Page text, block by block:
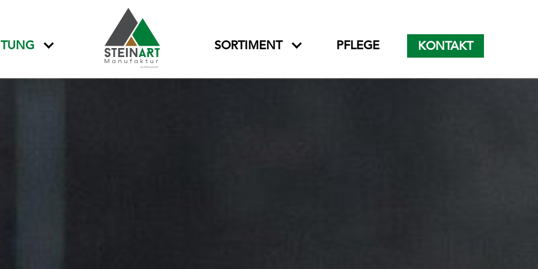
SORTIMENT PFLEGE KONTAKT